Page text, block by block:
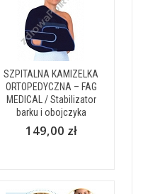
SZPITALNA KAMIZELKA
ORTOPEDYCZNA – FAG
MEDICAL / Stabilizator
barku i obojczyka
149,00 zł